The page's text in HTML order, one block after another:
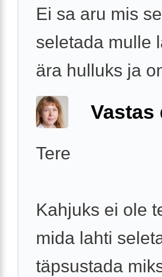
Ei sa aru mis
seletada mulle
ära hulluks ja
Vastas
Tere
Kahjuks ei ole
mida lahti
täpsustada